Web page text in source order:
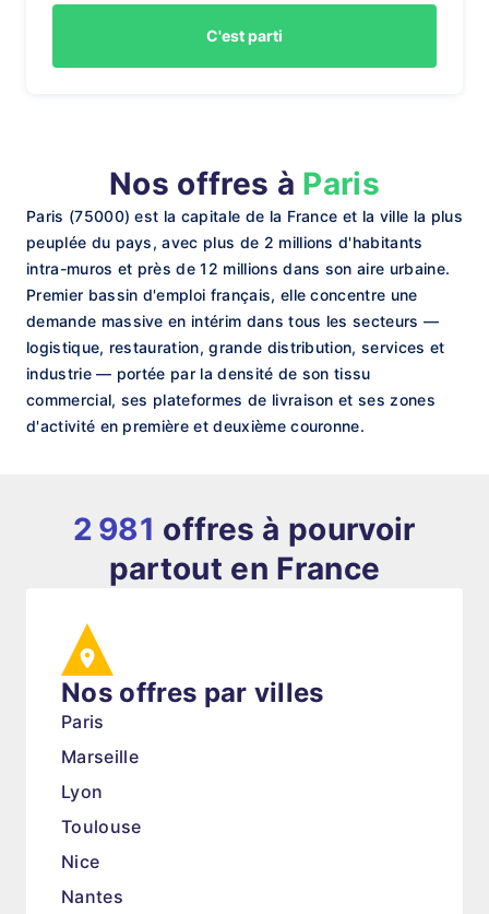
C'est parti
Nos offres à Paris
Paris (75000) est la capitale de la France et la ville la plus
peuplée du pays, avec plus de 2 millions d'habitants
intra-muros et près de 12 millions dans son aire urbaine.
Premier bassin d'emploi français, elle concentre une
demande massive en intérim dans tous les secteurs —
logistique, restauration, grande distribution, services et
industrie — portée par la densité de son tissu
commercial, ses plateformes de livraison et ses zones
d'activité en première et deuxième couronne.
2 981 offres à pourvoir
partout en France
Nos offres par villes
Paris
Marseille
Lyon
Toulouse
Nice
Nantes